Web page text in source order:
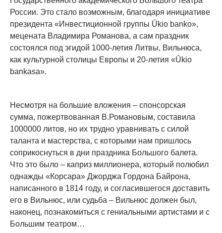
России. Это стало возможным, благодаря инициативе
президента «Инвестиционной группы Ūkio banko»,
мецената Владимира Романова, а сам праздник
состоялся под эгидой 1000-летия Литвы, Вильнюса,
как культурной столицы Европы и 20-летия «Ūkio
bankаsa».
Несмотря на большие вложения – спонсорская
сумма, пожертвованная В.Романовым, составила
1000000 литов, но их трудно уравнивать с силой
таланта и мастерства, с которыми нам пришлось
соприкоснуться в дни праздника Большого балета.
Что это было – каприз миллионера, который полюбил
однажды «Корсара» Джорджа Гордона Байрона,
написанного в 1814 году, и согласившегося доставить
его в Вильнюс, или судьба – Вильнюс должен был,
наконец, познакомиться с гениальными артистами и с
Большим театром…